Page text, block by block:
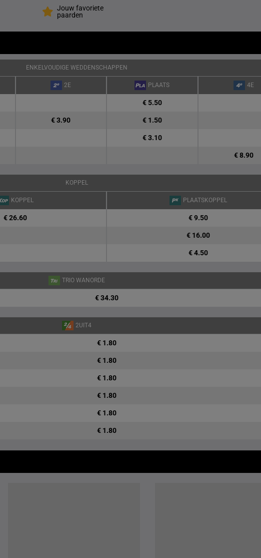
Jouw favoriete
paarden
ENKELVOUDIGE WEDDENSCHAPPEN
2E PLAATS 4E
€ 5.50
€ 3.90 € 1.50
€ 3.10
€ 8.90
KOPPEL
KOPPEL PLAATSKOPPEL
€ 26.60 € 9.50
€ 16.00
€ 4.50
TRIO WANORDE
€ 34.30
2UIT4
€ 1.80
€ 1.80
€ 1.80
€ 1.80
€ 1.80
€ 1.80